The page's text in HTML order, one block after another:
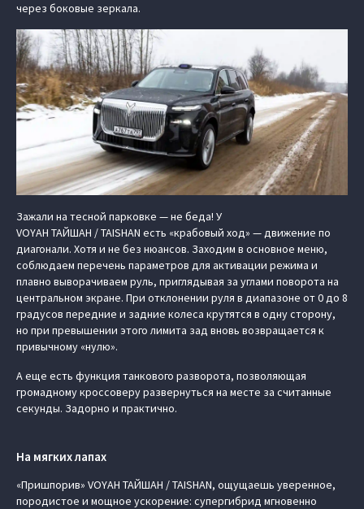
через боковые зеркала.
Зажали на тесной парковке — не беда! У
VOYAH ТАЙШАН / TAISHAN есть «крабовый ход» — движение по
диагонали. Хотя и не без нюансов. Заходим в основное меню,
соблюдаем перечень параметров для активации режима и
плавно выворачиваем руль, приглядывая за углами поворота на
центральном экране. При отклонении руля в диапазоне от 0 до 8
градусов передние и задние колеса крутятся в одну сторону,
но при превышении этого лимита зад вновь возвращается к
привычному «нулю».
А еще есть функция танкового разворота, позволяющая
громадному кроссоверу развернуться на месте за считанные
секунды. Задорно и практично.
На мягких лапах
«Пришпорив» VOYAH ТАЙШАН / TAISHAN, ощущаешь уверенное,
породистое и мощное ускорение: супергибрид мгновенно